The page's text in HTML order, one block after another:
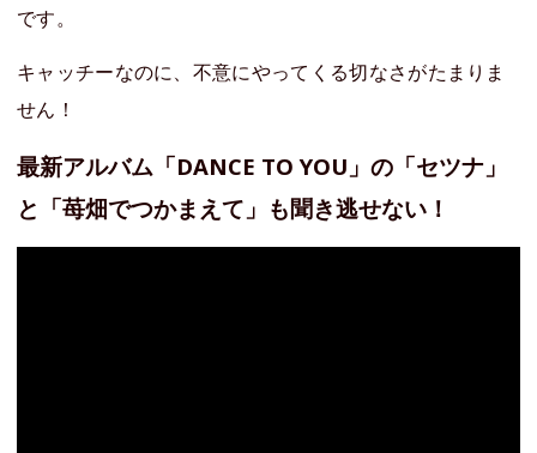
です。
キャッチーなのに、不意にやってくる切なさがたまりま
せん！
最新アルバム「DANCE TO YOU」の「セツナ」
と「苺畑でつかまえて」も聞き逃せない！